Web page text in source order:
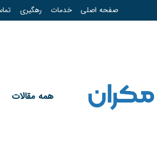
صفحه اصلی خدمات رهگیری
همه مقالات